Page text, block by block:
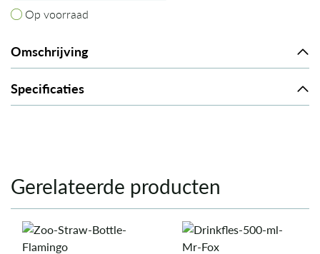
Op voorraad
Op voorraad
Omschrijving
Specificaties
Gerelateerde producten